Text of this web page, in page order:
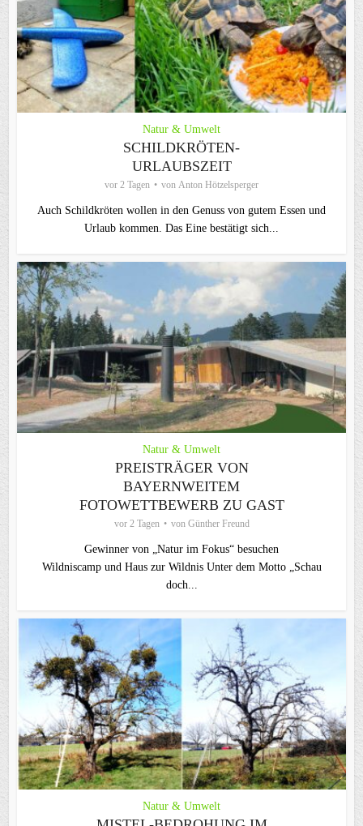
Natur & Umwelt
SCHILDKRÖTEN-
URLAUBSZEIT
vor 2 Tagen von Anton Hötzelsperger
Auch Schildkröten wollen in den Genuss von gutem Essen und
Urlaub kommen. Das Eine bestätigt sich...
Natur & Umwelt
PREISTRÄGER VON
BAYERNWEITEM
FOTOWETTBEWERB ZU GAST
vor 2 Tagen von Günther Freund
Gewinner von „Natur im Fokus“ besuchen
Wildniscamp und Haus zur Wildnis Unter dem Motto „Schau
doch...
Natur & Umwelt